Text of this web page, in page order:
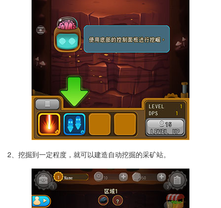
2、挖掘到一定程度，就可以建造自动挖掘的采矿站。